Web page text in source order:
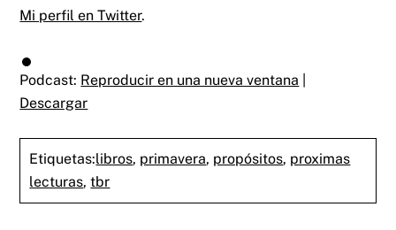
Mi perfil en Twitter.
Podcast: Reproducir en una nueva ventana
Descargar
Etiquetas:libros, primavera, propósitos, proximas
lecturas,tbr